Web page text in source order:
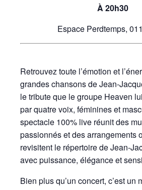
À 20h30
Espace Perdtemps,
Retrouvez toute l’émotion et
grandes chansons de Jean-
le tribute que le groupe Heaven
par quatre voix, féminines et
spectacle 100% live réunit des
passionnés et des arrangements
revisitent le répertoire de Jean-
avec puissance, élégance et
Bien plus qu’un concert, c’est un